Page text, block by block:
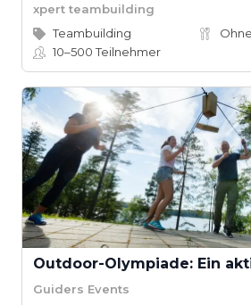
xpert teambuilding
Teambuilding
Ohne
10–500Teilnehmer
Guiders Events